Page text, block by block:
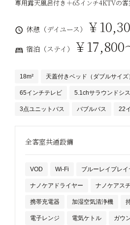
専用露天風呂付き＋65インチ4KTVの
休憩（デイユース） ￥
宿泊（ステイ） ￥17,800
18m² 天蓋付きベッド（ダブルサイズ
65インチテレビ 5.1chサラウンドシ
3点ユニットバス バブルバス 22
全客室共通設備
VOD Wi-Fi ブルーレイプレイ
ナノケアドライヤー ナノケアス
携帯充電器 加湿空気清浄機
電子レンジ 電気ケトル ガウ